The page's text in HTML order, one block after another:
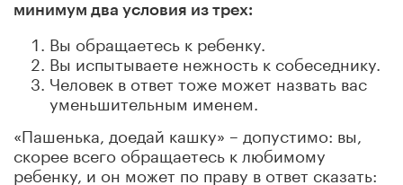
минимум два условия из трех:
Вы обращаетесь к ребенку.
Вы испытываете нежность к собеседнику.
Человек в ответ тоже может назвать вас
уменьшительным именем.
«Пашенька, доедай кашку» – допустимо: вы,
скорее всего обращаетесь к любимому
ребенку, и он может по праву в ответ сказать: